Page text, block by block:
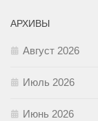
АРХИВЫ
Август 2026
Июль 2026
Июнь 2026